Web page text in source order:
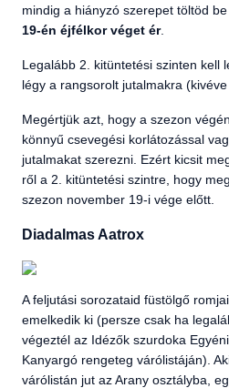
mindig a hiányzó szerepet töltöd
19-én éjfélkor véget ér.
Legalább 2. kitüntetési szinten kell
légy a rangsorolt jutalmakra (kivéve
Megértjük azt, hogy a szezon
könnyű csevegési korlátozással
jutalmakat szerezni. Ezért kicsit
ről a 2. kitüntetési szintre, hogy
szezon november 19-i vége előtt.
Diadalmas Aatrox
A feljutási sorozataid füstölgő
emelkedik ki (persze csak ha
végeztél az Idézők szurdoka
Kanyargó rengeteg várólistáján).
várólistán jut az Arany osztályba,